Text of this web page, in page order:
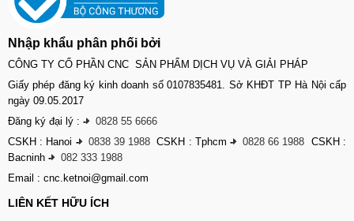
Nhập khẩu phân phối bởi
CÔNG TY CỔ PHẦN CNC SẢN PHẨM DỊCH VỤ VÀ GIẢI PHÁP
Giấy phép đăng ký kinh doanh số 0107835481. Sở KHĐT TP Hà Nội cấp
ngày 09.05.2017
Đăng ký đại lý : -
0828 55 6666
CSKH : Hanoi - 0838 39 1988 CSKH : Tphcm- 0828 66 1988 CSKH :
Bacninh -
082 333 1988
Email : cnc.ketnoi@gmail.com
LIÊN KẾT HỮU ÍCH